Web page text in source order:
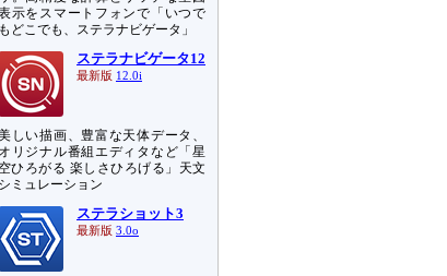
示をスマートフォンで「いつで
もどこでも、ステラナビゲータ」
ステラナビゲータ12
最新版 12.0i
しい描画、豊富な天体データ、
オリジナル番組エディタなど「星
空ひろがる 楽しさひろげる」天文
シミュレーション
ステラショット3
最新版 3.0o